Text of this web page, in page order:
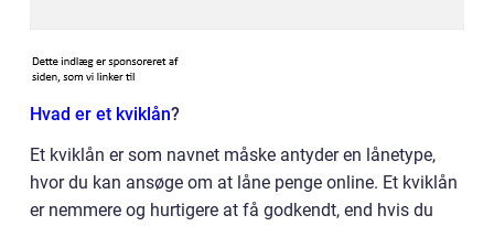
Hvad er et kviklån?
Et kviklån er som navnet måske antyder en lånetype,
hvor du kan ansøge om at låne penge online. Et kviklån
er nemmere og hurtigere at få godkendt, end hvis du